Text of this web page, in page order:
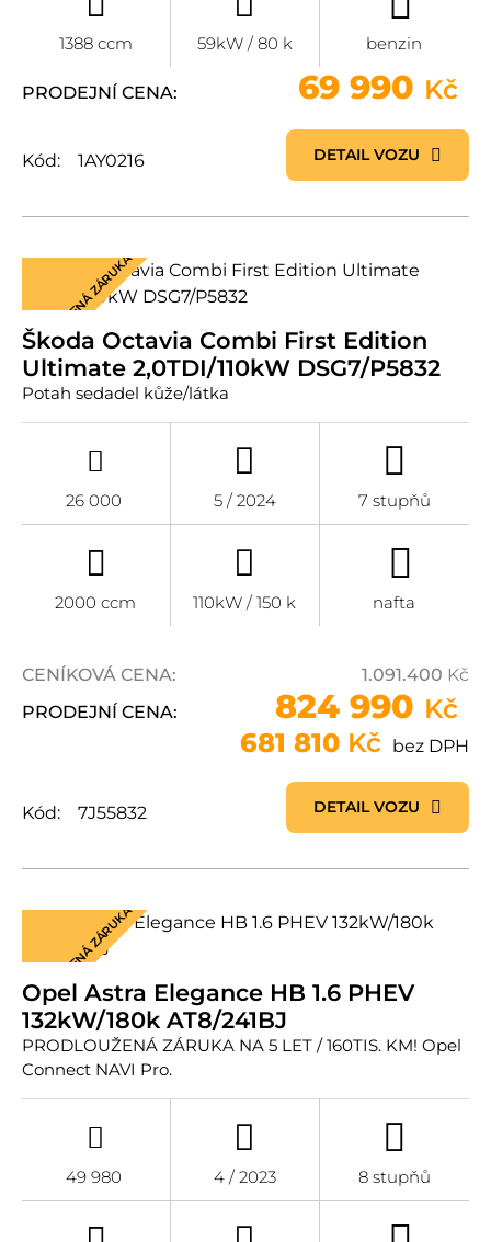
1388 ccm 59kW / 80 k benzin
PRODEJNÍ CENA: 69 990 Kč
Kód: 1AY0216 DETAIL VOZU
PRODLOUŽENÁ ZÁRUKA
Škoda Octavia Combi First Edition
Ultimate 2,0TDI/110kW DSG7/P5832
Potah sedadel kůže/látka
26 000 5 / 2024 7 stupňů
2000 ccm 110kW / 150 k nafta
CENÍKOVÁ CENA: 1.091.400 Kč
PRODEJNÍ CENA:
824 990 Kč
681 810 Kč bez DPH
Kód: 7J55832 DETAIL VOZU
PRODLOUŽENÁ ZÁRUKA
Opel Astra Elegance HB 1.6 PHEV
132kW/180k AT8/241BJ
PRODLOUŽENÁ ZÁRUKA NA 5 LET / 160TIS. KM! Opel
Connect NAVI Pro.
49 980 4 / 2023 8 stupňů